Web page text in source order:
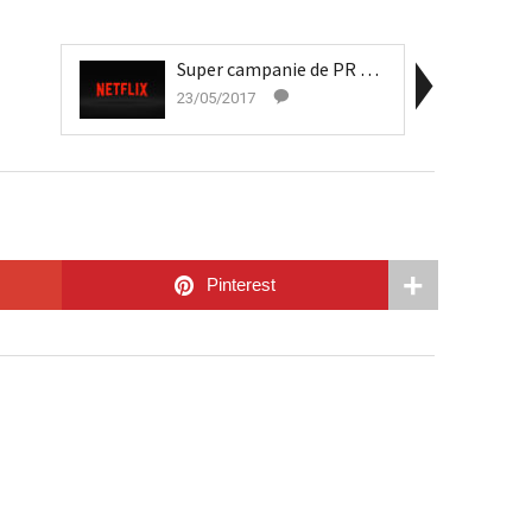
Super campanie de PR prestată de Netflix
23/05/2017
Pinterest